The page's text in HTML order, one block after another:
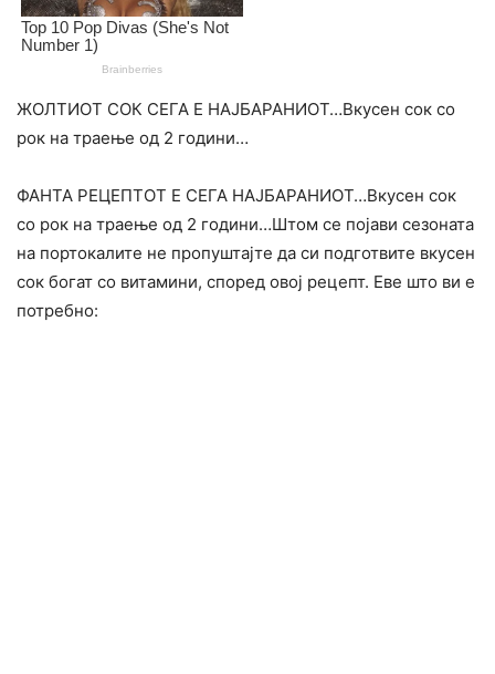
ЖОЛТИОТ СОК СЕГА Е НАЈБАРАНИОТ…Вкусен сок со
рок на траење од 2 години…
ФАНТА РЕЦЕПТОТ Е СЕГА НАЈБАРАНИОТ…Вкусен сок
со рок на траење од 2 години…Штом се појави сезоната
на портокалите не пропуштајте да си подготвите вкусен
сок богат со витамини, според овој рецепт. Еве што ви е
потребно: